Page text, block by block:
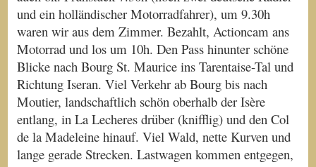
und ein holländischer Motorradfahrer), um 9.30h
waren wir aus dem Zimmer. Bezahlt, Actioncam ans
Motorrad und los um 10h. Den Pass hinunter schöne
Blicke nach Bourg St. Maurice ins Tarentaise-Tal und
Richtung Iseran. Viel Verkehr ab Bourg bis nach
Moutier, landschaftlich schön oberhalb der Isère
entlang, in La Lecheres drüber (knifflig) und den Col
de la Madeleine hinauf. Viel Wald, nette Kurven und
lange gerade Strecken. Lastwagen kommen entgegen,